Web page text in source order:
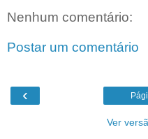
Nenhum comentário:
Postar um comentário
‹
Ver